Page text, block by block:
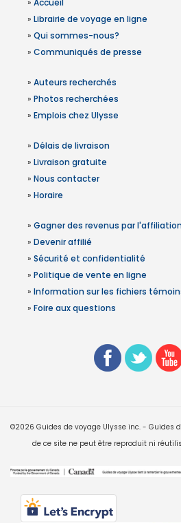
» Librairie de voyage en ligne
» Qui sommes-nous?
» Communiqués de presse
» Auteurs recherchés
» Photos recherchées
» Emplois chez Ulysse
» Délais de livraison
» Livraison gratuite
» Nous contacter
» Horaire
» Gagner des revenus par l'affiliation
» Devenir affilié
» Sécurité et confidentialité
» Politique de vente en ligne
» Information sur les fichiers
» Foire aux questions
©2026 Guides de voyage Ulysse inc. - Guides
de ce site ne peut être reproduit ni